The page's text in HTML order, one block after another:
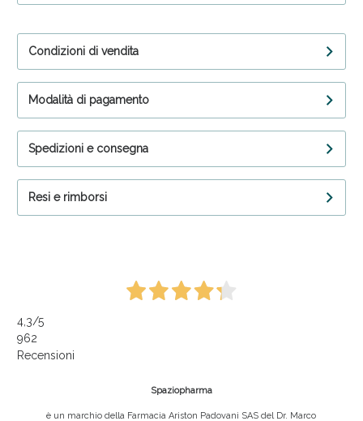
Condizioni di vendita
Modalità di pagamento
Spedizioni e consegna
Resi e rimborsi
4,3/5
962
Recensioni
Spaziopharma
è un marchio della Farmacia Ariston Padovani SAS del Dr. Marco